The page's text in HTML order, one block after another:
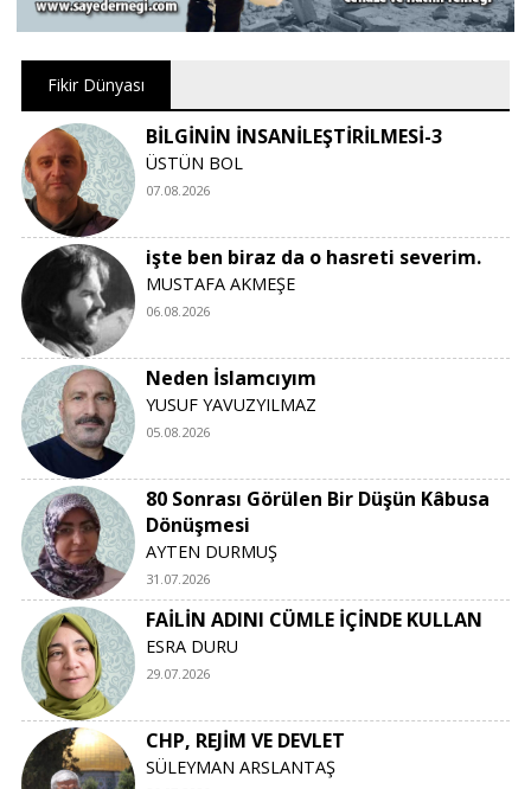
Fikir Dünyası
BİLGİNİN İNSANİLEŞTİRİLMESİ-3
ÜSTÜN BOL
07.08.2026
işte ben biraz da o hasreti severim.
MUSTAFA AKMEŞE
06.08.2026
Neden İslamcıyım
YUSUF YAVUZYILMAZ
05.08.2026
80 Sonrası Görülen Bir Düşün Kâbusa
Dönüşmesi
AYTEN DURMUŞ
31.07.2026
FAİLİN ADINI CÜMLE İÇİNDE KULLAN
ESRA DURU
29.07.2026
CHP, REJİM VE DEVLET
SÜLEYMAN ARSLANTAŞ